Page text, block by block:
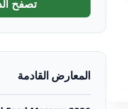
تصفح
المعارض القادمة